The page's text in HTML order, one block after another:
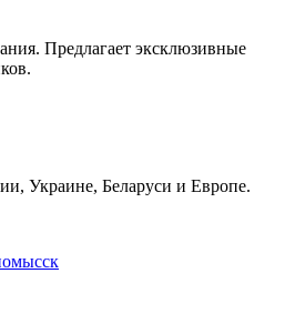
Предлагает эксклюзивные
Украине, Беларуси и Европе.